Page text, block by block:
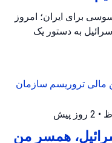
برای ایران؛ امروز
به دستور یک
مالی تروریسم سازمان
• 2 روز پیش
همسر من